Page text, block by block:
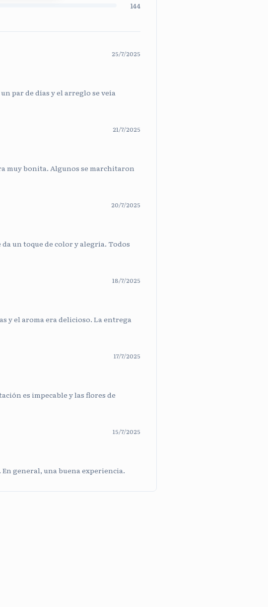
144
25/7/2025
par de días y el arreglo se veía
21/7/2025
muy bonita. Algunos se marchitaron
20/7/2025
un toque de color y alegría. Todos
18/7/2025
y el aroma era delicioso. La entrega
17/7/2025
es impecable y las flores de
15/7/2025
general, una buena experiencia.